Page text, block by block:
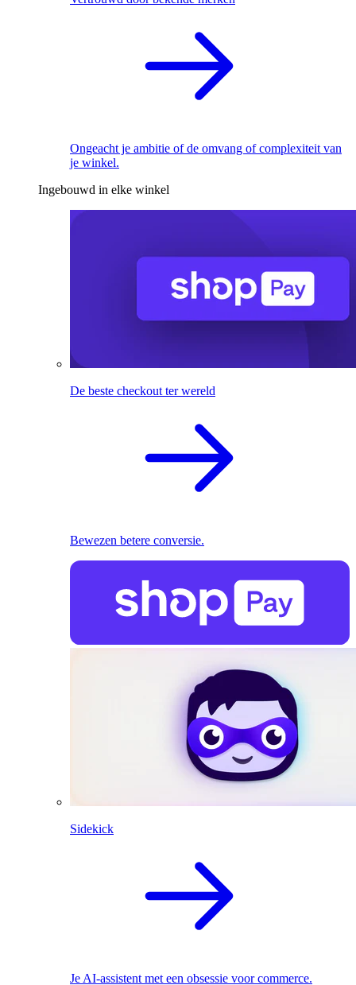
Ongeacht je ambitie of de omvang of complexiteit van
je winkel.
Ingebouwd in elke winkel
De beste checkout ter wereld
Bewezen betere conversie.
Sidekick
Je AI-assistent met een obsessie voor commerce.